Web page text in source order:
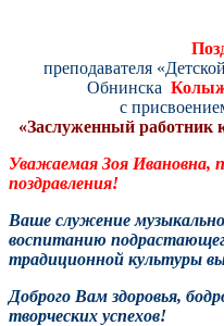
преподавателя
Обнинска
с
«Заслуженный работник
Уважаемая Зоя Ивановна,
поздравления!
Ваше служение
воспитанию
традиционной культуры
Доброго Вам здоровья,
творческих успехов!